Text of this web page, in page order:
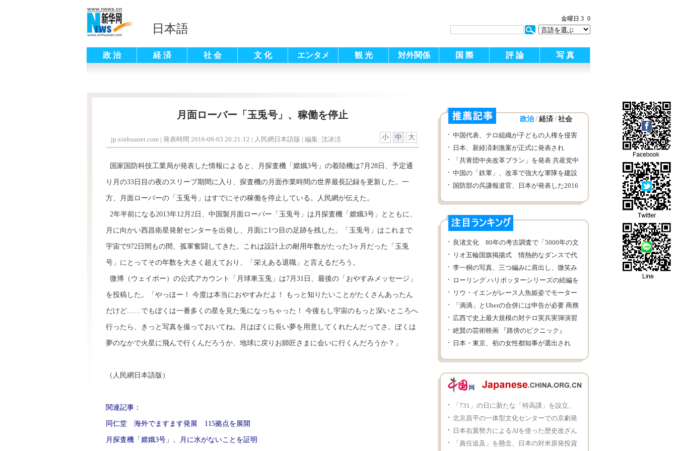
日本語
金曜日 3 0
政 治 経 済 社 会 文 化 エンタメ 観 光 対外関係 国 際 評 論 写 真
月面ローバー「玉兎号」、稼働を停止
jp.xinhuanet.com | 発表時間 2016-08-03 20:21:12 | 人民網日本語版 | 編集: 沈冰洁 小 中 大
国家国防科技工業局が発表した情報によると、月探査機「嫦娥3号」の着陸機は7月28日、予定通
り月の33日目の夜のスリープ期間に入り、探査機の月面作業時間の世界最長記録を更新した。一
方、月面ローバーの「玉兎号」はすでにその稼働を停止している。人民網が伝えた。
2年半前になる2013年12月2日、中国製月面ローバー「玉兎号」は月探査機「嫦娥3号」とともに、
月に向かい西昌衛星発射センターを出発し、月面に1つ目の足跡を残した。「玉兎号」はこれまで
宇宙で972日間もの間、孤軍奮闘してきた。これは設計上の耐用年数がたった3ヶ月だった「玉兎
号」にとってその年数を大きく超えており、「栄えある退職」と言えるだろう。
微博（ウェイボー）の公式アカウント「月球車玉兎」は7月31日、最後の「おやすみメッセージ」
を投稿した。「やっほー！ 今度は本当におやすみだよ！ もっと知りたいことがたくさんあったん
だけど……でもぼくは一番多くの星を見た兎になっちゃった！ 今後もし宇宙のもっと深いところへ
行ったら、きっと写真を撮っておいてね。月はぼくに長い夢を用意してくれたんだってさ。ぼくは
夢のなかで火星に飛んで行くんだろうか、地球に戻りお師匠さまに会いに行くんだろうか？」
（人民網日本語版）
関連記事：
同仁堂 海外でますます発展 115拠点を展開
月探査機「嫦娥3号」、月に水がないことを証明
政治 / 経済 / 社会
中国代表、テロ組織が子どもの人権を侵害
する劣悪な行為を掃討するよう呼びかけ
日本、新経済刺激案が正式に発表され
「共青団中央改革プラン」を発表 共産党中
央弁公庁
中国の「鉄軍」、改革で強大な軍隊を建設
する新しい征途を踏み出す
国防部の呉謙報道官、日本が発表した2016
良渚文化 80年の考古調査で「5000年の文
明」を実証
リオ五輪国旗掲揚式 情熱的なダンスで代
表団を歓迎
李一桐の写真、三つ編みに肩出し、微笑み
で人を魅了
ローリング ハリポッターシリーズの続編を
書かない
リウ・イエンがレース人魚姫姿でモーター
ショーに現れ
「滴滴」とUberの合併には申告が必要 商務
省
広西で史上最大規模の対テロ実兵実弾演習
が実施
絶賛の芸術映画 『路傍のピクニック』
日本・東京、初の女性都知事が選出され